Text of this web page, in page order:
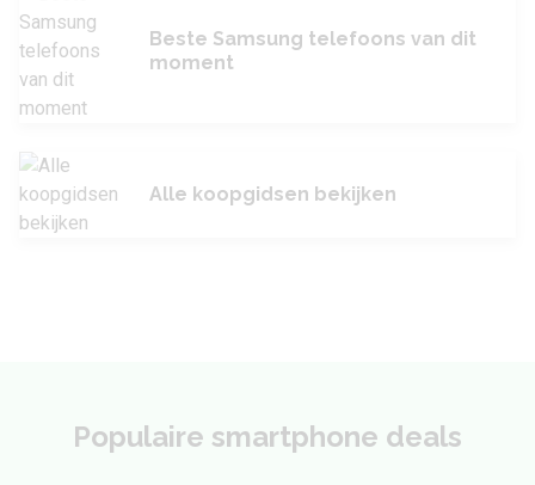
Beste Samsung telefoons van dit
moment
Alle koopgidsen bekijken
Populaire smartphone deals